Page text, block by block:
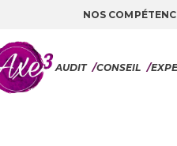
NOS
AUDIT /CONSEIL /